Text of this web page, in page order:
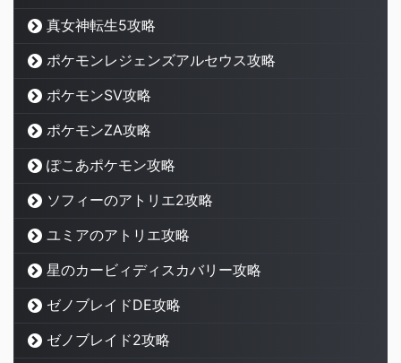
真女神転生5攻略
ポケモンレジェンズアルセウス攻略
ポケモンSV攻略
ポケモンZA攻略
ぽこあポケモン攻略
ソフィーのアトリエ2攻略
ユミアのアトリエ攻略
星のカービィディスカバリー攻略
ゼノブレイドDE攻略
ゼノブレイド2攻略